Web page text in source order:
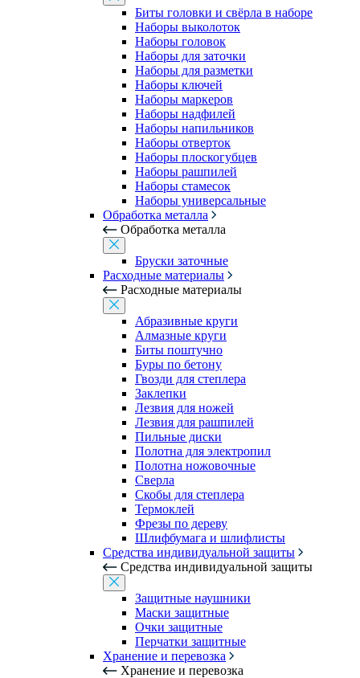
Биты головки и свёрла в наборе
Наборы выколоток
Наборы головок
Наборы для заточки
Наборы для разметки
Наборы ключей
Наборы маркеров
Наборы надфилей
Наборы напильников
Наборы отверток
Наборы плоскогубцев
Наборы рашпилей
Наборы стамесок
Наборы универсальные
Обработка металла
Обработка металла
Бруски заточные
Расходные материалы
Расходные материалы
Абразивные круги
Алмазные круги
Биты поштучно
Буры по бетону
Гвозди для степлера
Заклепки
Лезвия для ножей
Лезвия для рашпилей
Пильные диски
Полотна для электропил
Полотна ножовочные
Сверла
Скобы для степлера
Термоклей
Фрезы по дереву
Шлифбумага и шлифлисты
Средства индивидуальной защиты
Средства индивидуальной защиты
Защитные наушники
Маски защитные
Очки защитные
Перчатки защитные
Хранение и перевозка
Хранение и перевозка